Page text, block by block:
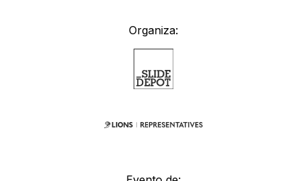
Organiza: